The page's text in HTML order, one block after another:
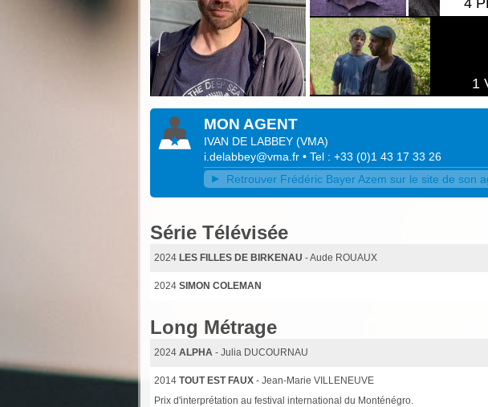
1
MON AGENT
IVAN DE LABBEY (VMA)
i.delabbey@vma.fr • Tel : +33 (0)1 43 17 33 26
Retrouver Frédéric Bayer Azem sur le site de son
Série Télévisée
2024 LES FILLES DE BIRKENAU - Aude ROUAUX
2024 SIMON COLEMAN
Long Métrage
2024 ALPHA - Julia DUCOURNAU
2014 TOUT EST FAUX - Jean-Marie VILLENEUVE
Prix d'interprétation au festival international du Monténégro.